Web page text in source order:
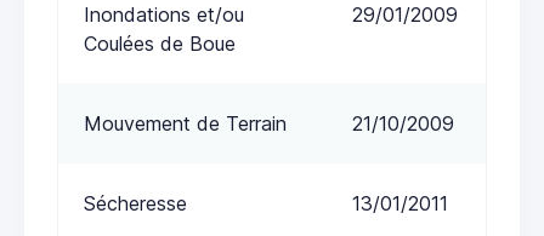
Inondations et/ou
Coulées de Boue
29/01/2009
Mouvement de Terrain 21/10/2009
Sécheresse 13/01/2011